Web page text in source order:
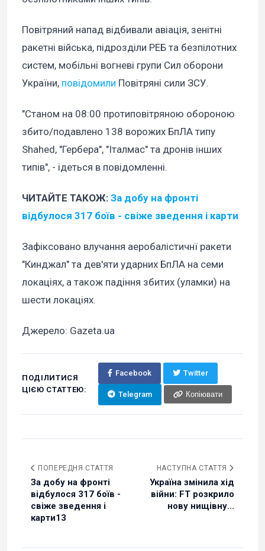
Повітряний напад відбивали авіація, зенітні
ракетні війська, підрозділи РЕБ та безпілотних
систем, мобільні вогневі групи Сил оборони
України, повідомили Повітряні сили ЗСУ.
"Станом на 08:00 протиповітряною обороною
збито/подавлено 138 ворожих БпЛА типу
Shahed, "Гербера", "Італмас" та дронів інших
типів", - ідеться в повідомленні.
ЧИТАЙТЕ ТАКОЖ: За добу на фронті
відбулося 317 боїв - свіже зведення і карти
Зафіксовано влучання аеробалістичнї ракети
"Кинджал" та дев'яти ударних БпЛА на семи
локаціях, а також падіння збитих (уламки) на
шести локаціях.
Джерело: Gazeta.ua
ПОДІЛИТИСЯ
ЦІЄЮ СТАТТЕЮ:
Facebook Twitter
Telegram Копіювати
ПОПЕРЕДНЯ СТАТТЯ
За добу на фронті
відбулося 317 боїв -
свіже зведення і
карти13
НАСТУПНА СТАТТЯ
Україна змінила хід
війни: FT розкрило
нову нищівну...